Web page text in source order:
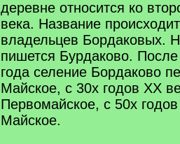
деревне относится ко
века. Название
владельцев Бордаковых.
пишется Бурдаково.
года селение Бордаково
Майское, с 30­х годов ХХ
Первомайское, с 50­х
Майское.